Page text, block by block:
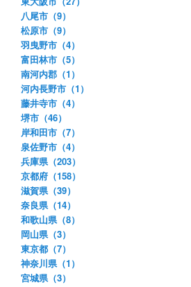
八尾市（9）
松原市（9）
羽曳野市（4）
富田林市（5）
南河内郡（1）
河内長野市（1）
藤井寺市（4）
堺市（46）
岸和田市（7）
泉佐野市（4）
兵庫県（203）
京都府（158）
滋賀県（39）
奈良県（14）
和歌山県（8）
岡山県（3）
東京都（7）
神奈川県（1）
宮城県（3）